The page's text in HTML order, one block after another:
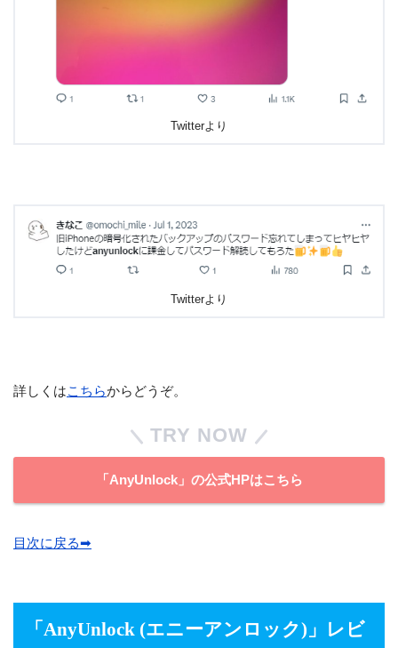
Twitterより
Twitterより
詳しくはこちらからどうぞ。
TRY NOW
「AnyUnlock」の公式HPはこちら
目次に戻る➡︎
「AnyUnlock (エニーアンロック) 」レビ